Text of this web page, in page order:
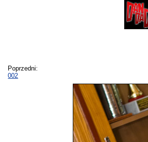
Poprzedni:
002